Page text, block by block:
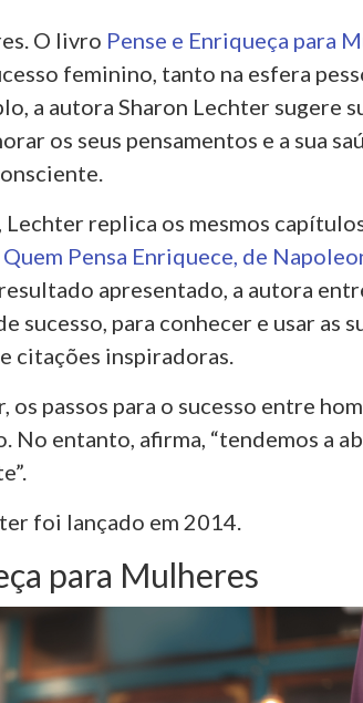
O livro Pense e Enriqueça para
feminino, tanto na esfera
a autora Sharon Lechter sugere
os seus pensamentos e a sua
Lechter replica os mesmos
Quem Pensa Enriquece, de
apresentado, a autora
sucesso, para conhecer e usar as
citações inspiradoras.
os passos para o sucesso entre
No entanto, afirma, “tendemos a
foi lançado em 2014.
para Mulheres